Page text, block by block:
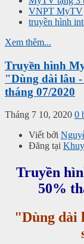
VNPT MyTV
truyền hình
Xem thêm...
Truyền hình
"Dùng dài lâu
tháng 07/2020
Tháng 7 10, 2020 0
Viết bởi
Đăng tại
Truyền
50%
"Dùng dài